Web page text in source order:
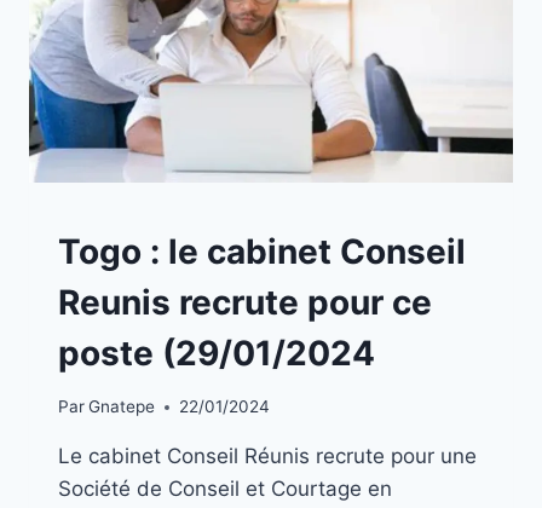
A
LA
Togo : le cabinet Conseil
Reunis recrute pour ce
poste (29/01/2024
ParGnatepe 22/01/2024
Le cabinet Conseil Réunis recrute pour une
Société de Conseil et Courtage en